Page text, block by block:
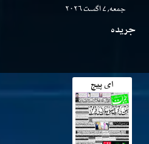
جمعه, ۷ اگست ۲۰۲۶
جریدہ
ای پیج